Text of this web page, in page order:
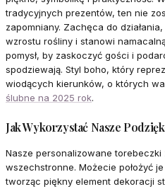
tradycyjnych prezentów, ten nie
zapomniany. Zachęca do
wzrostu rośliny i stanowi
pomysł, by zaskoczyć gości i
spodziewają. Styl boho, który
wiodących kierunków, o których
ślubne na 2025 rok.
Jak Wykorzystać Nasze
Nasze personalizowane torebeczki
wszechstronne. Możecie położyć
tworząc piękny element dekoracji